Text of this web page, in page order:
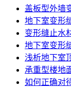
盖板型外墙
地下室变形
变形缝止水
地下室变形
浅析地下室
承重型楼地
如何正确对